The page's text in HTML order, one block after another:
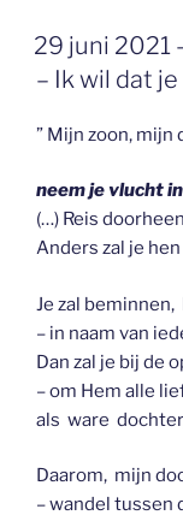
GEPLAATST
OP
29 juni 2021
– Ik wil dat
” Mijn zoon, mijn
neem je vlucht
(…) Reis
Anders zal je
Je zal
– in naam van
Dan zal je bij de
– om Hem alle
als ware
Daarom, mijn
– wandel tussen